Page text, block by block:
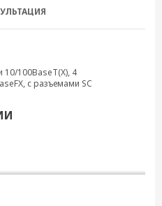
100BaseT(X), 4
с разъемами SC